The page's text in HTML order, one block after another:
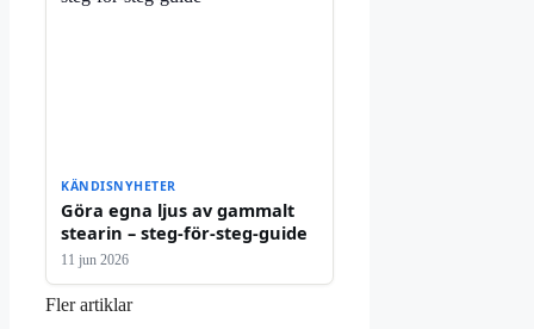
KÄNDISNYHETER
Göra egna ljus av gammalt
stearin – steg-för-steg-guide
11 jun 2026
Fler artiklar